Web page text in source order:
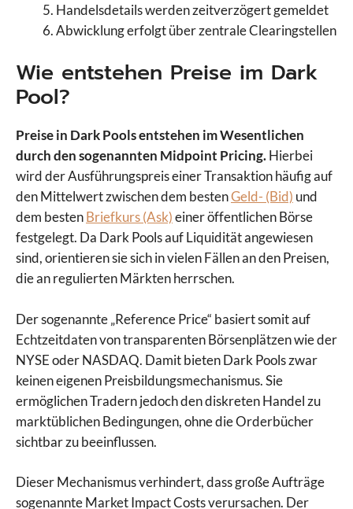
Handelsdetails werden zeitverzögert gemeldet
Abwicklung erfolgt über zentrale Clearingstellen
Wie entstehen Preise im Dark
Pool?
Preise in Dark Pools entstehen im Wesentlichen
durch den sogenannten Midpoint Pricing.Hierbei
wird der Ausführungspreis einer Transaktion häufig auf
den Mittelwert zwischen dem bestenGeld- (Bid) und
dem bestenBriefkurs (Ask)einer öffentlichen Börse
festgelegt. Da Dark Pools auf Liquidität angewiesen
sind, orientieren sie sich in vielen Fällen an den Preisen,
die an regulierten Märkten herrschen.
Der sogenannte „Reference Price“ basiert somit auf
Echtzeitdaten von transparenten Börsenplätzen wie der
NYSE oder NASDAQ. Damit bieten Dark Pools zwar
keinen eigenen Preisbildungsmechanismus. Sie
ermöglichen Tradern jedoch den diskreten Handel zu
marktüblichen Bedingungen, ohne die Orderbücher
sichtbar zu beeinflussen.
Dieser Mechanismus verhindert, dass große Aufträge
sogenannte Market Impact Costs verursachen. Der